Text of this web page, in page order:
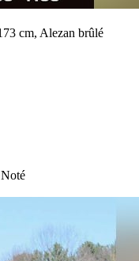
cm, Alezan brûlé
Noté